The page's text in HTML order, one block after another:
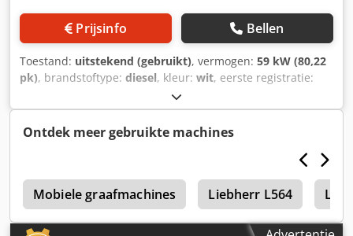
Prijsinfo Bellen
Toestand: uitstekend (gebruikt), vermogen: 59 kW (80,22
pk), brandstoftype: diesel, kleur: wit, eerste registratie:
, bedrijfsturen:
informatie Bouwjaar: 2005 Serienummer:
CATCB434LCNH00390 Technische informatie Aantal
cilinders: 4 Motorinhoud: 4.400 cc Aandrijving: Wiel
Leeggewicht: 7.500 kg Functioneel Werkbreedte: 150 cm
Staat Technische staat: zeer goed Optische staat: zeer
goed Schade: geen Codpfxeyzz E Ro Ah Hjrf Financiële
informatie Prijs: Op aanvraag Overige informatie Neem
contact op met Ernst van Hek voor meer informatie.
Ontdek meer gebruikte machines
Mobiele graafmachines Liebherr L564